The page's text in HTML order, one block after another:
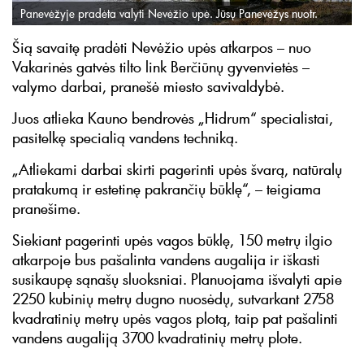
Panevėžyje pradėta valyti Nevėžio upė. Jūsų Panevėžys nuotr.
Šią savaitę pradėti Nevėžio upės atkarpos – nuo
Vakarinės gatvės tilto link Berčiūnų gyvenvietės –
valymo darbai, pranešė miesto savivaldybė.
Juos atlieka Kauno bendrovės „Hidrum“ specialistai,
pasitelkę specialią vandens techniką.
„Atliekami darbai skirti pagerinti upės švarą, natūralų
pratakumą ir estetinę pakrančių būklę“, – teigiama
pranešime.
Siekiant pagerinti upės vagos būklę, 150 metrų ilgio
atkarpoje bus pašalinta vandens augalija ir iškasti
susikaupę sąnašų sluoksniai. Planuojama išvalyti apie
2250 kubinių metrų dugno nuosėdų, sutvarkant 2758
kvadratinių metrų upės vagos plotą, taip pat pašalinti
vandens augaliją 3700 kvadratinių metrų plote.